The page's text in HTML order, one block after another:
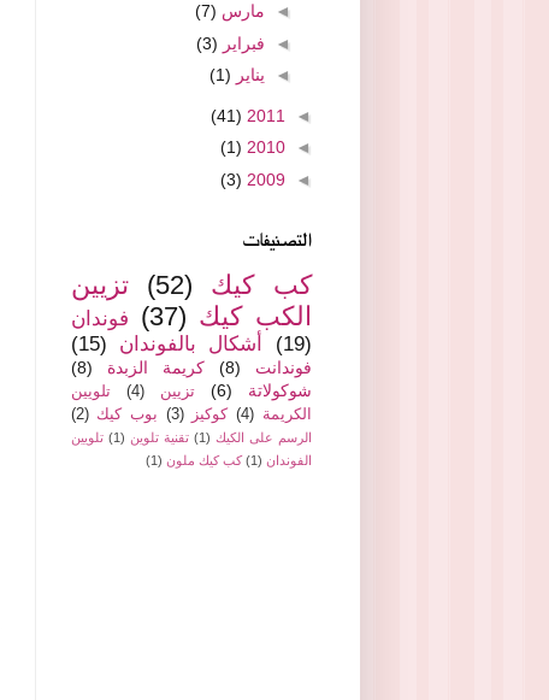
◄ مارس (7)
◄ فبراير (3)
◄ يناير (1)
◄
2011
(41)
◄
2010
(1)
◄
2009
(3)
التصنيفات
كب كيك (52)
تزيين
الكب كيك (37)
فوندان
(19)
أشكال بالفوندان (15)
فوندانت (8) كريمة الزبدة
(8)
شوكولاتة
(6) تزيين (4)
تلويين
الكريمة (4) كوكيز (3) بوب كيك (2)
الرسم على الكيك (1) تقنية تلوين (1) تلويين
الفوندان (1) كب كيك ملون (1)